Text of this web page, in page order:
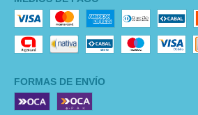
FORMAS DE ENVÍO